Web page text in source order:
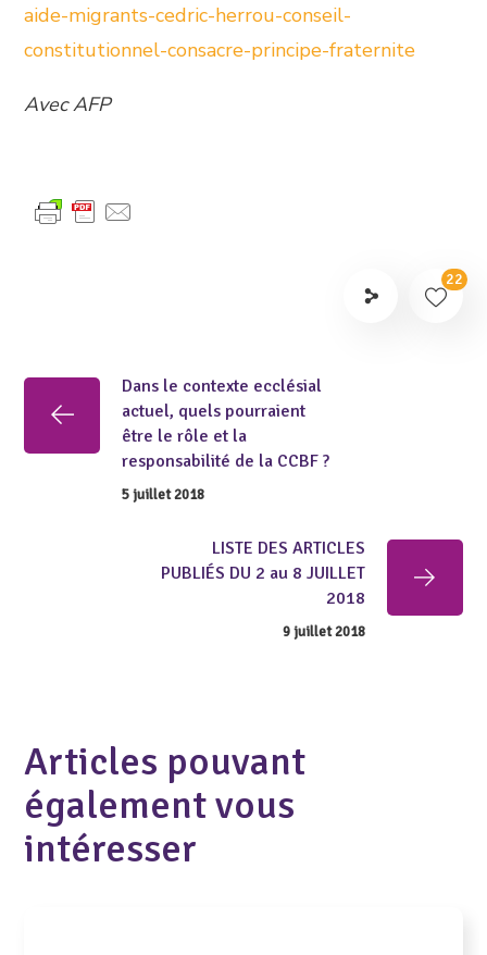
aide-migrants-cedric-herrou-conseil-
constitutionnel-consacre-principe-fraternite
Avec AFP
22
Dans le contexte ecclésial
actuel, quels pourraient
être le rôle et la
responsabilité de la CCBF ?
5 juillet 2018
LISTE DES ARTICLES
PUBLIÉS DU 2 au 8 JUILLET
2018
9 juillet 2018
Articles pouvant
également vous
intéresser